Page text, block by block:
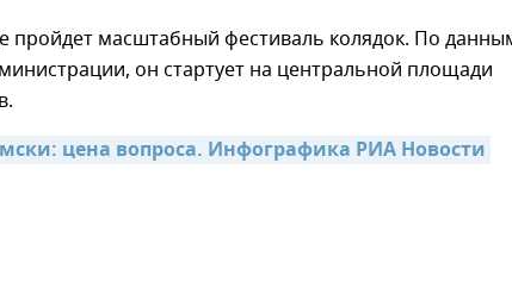
пройдет масштабный фестиваль колядок. По
он стартует на центральной площади
цена вопроса. Инфографика РИА Новости